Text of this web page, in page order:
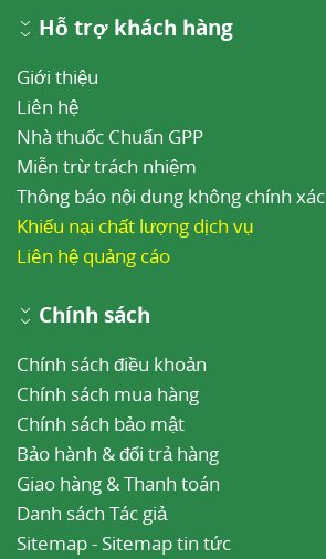
Hỗ trợ khách hàng
Giới thiệu
Liên hệ
Nhà thuốc Chuẩn GPP
Miễn trừ trách nhiệm
Thông báo nội dung không chính xác
Khiếu nại chất lượng dịch vụ
Liên hệ quảng cáo
Chính sách
Chính sách điều khoản
Chính sách mua hàng
Chính sách bảo mật
Bảo hành & đổi trả hàng
Giao hàng & Thanh toán
Danh sách Tác giả
Sitemap- Sitemap tin tức